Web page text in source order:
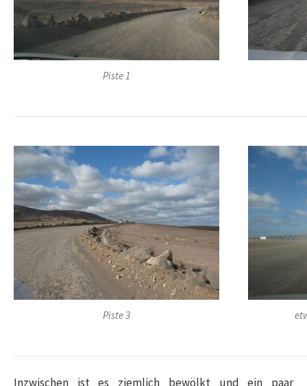
Piste 1
Piste 3
Inzwischen ist es ziemlich bewölkt und ein paar